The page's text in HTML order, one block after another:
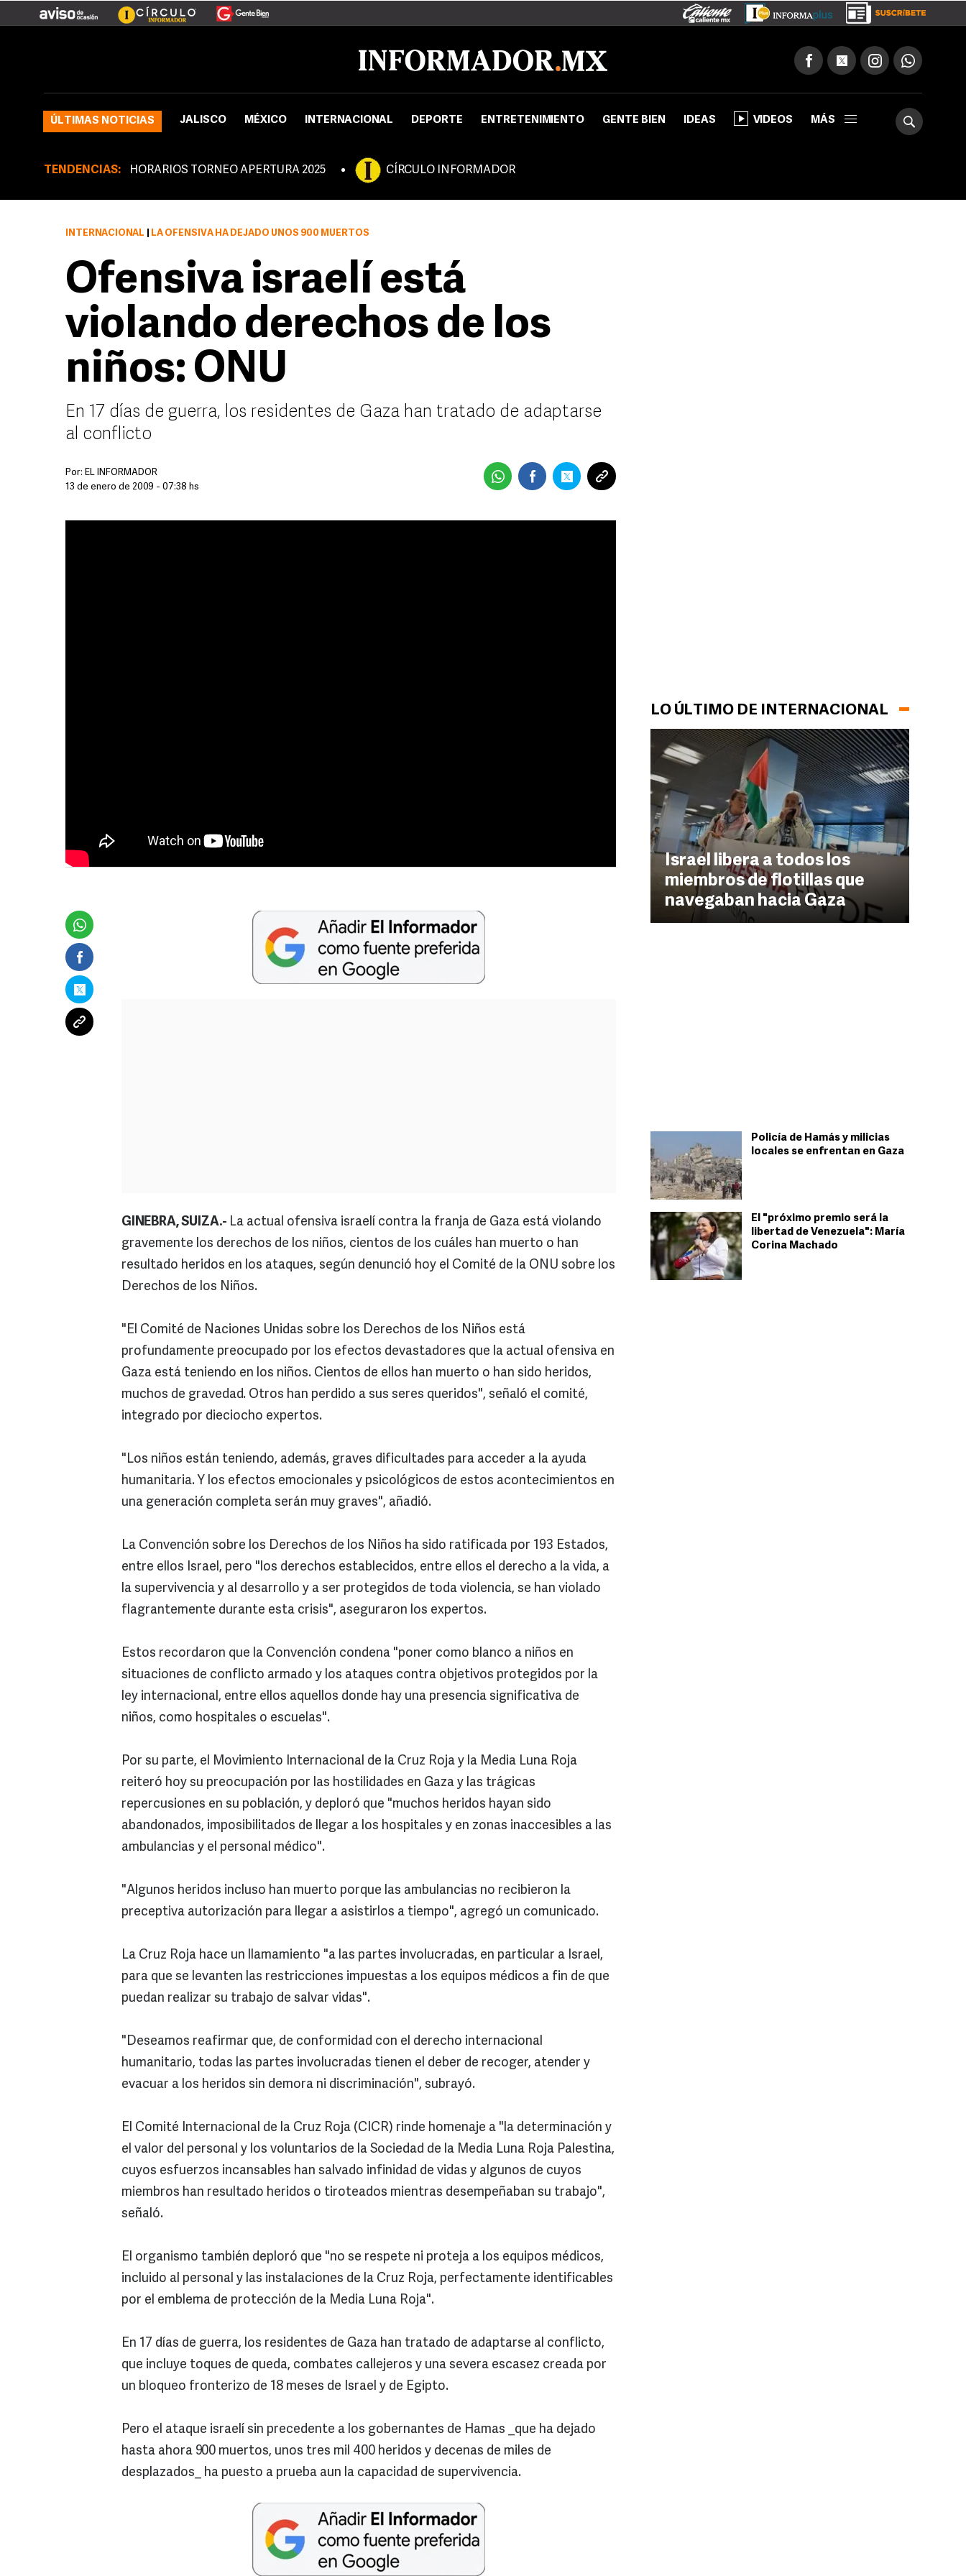
ÚLTIMAS NOTICIAS JALISCO MÉXICO INTERNACIONAL DEPORTE ENTRETENIMIENTO GENTE BIEN IDEAS VIDEOS MÁS
TENDENCIAS: HORARIOS TORNEO APERTURA 2025 CÍRCULO INFORMADOR
LO ÚLTIMO DE INTERNACIONAL
Israel libera a todos los
miembros de flotillas que
navegaban hacia Gaza
Policía de Hamás y milicias
locales se enfrentan en Gaza
El "próximo premio será la
libertad de Venezuela": María
Corina Machado
INTERNACIONAL LA OFENSIVA HA DEJADO UNOS 900 MUERTOS
Ofensiva israelí está
violando derechos de los
niños: ONU
En 17 días de guerra, los residentes de Gaza han tratado de adaptarse
al conflicto
Por: EL INFORMADOR
13 de enero de 2009 - 07:38 hs
GINEBRA, SUIZA.- La actual ofensiva israelí contra la franja de Gaza está violando
gravemente los derechos de los niños, cientos de los cuáles han muerto o han
resultado heridos en los ataques, según denunció hoy el Comité de la ONU sobre los
Derechos de los Niños.
"El Comité de Naciones Unidas sobre los Derechos de los Niños está
profundamente preocupado por los efectos devastadores que la actual ofensiva en
Gaza está teniendo en los niños. Cientos de ellos han muerto o han sido heridos,
muchos de gravedad. Otros han perdido a sus seres queridos", señaló el comité,
integrado por dieciocho expertos.
"Los niños están teniendo, además, graves dificultades para acceder a la ayuda
humanitaria. Y los efectos emocionales y psicológicos de estos acontecimientos en
una generación completa serán muy graves", añadió.
La Convención sobre los Derechos de los Niños ha sido ratificada por 193 Estados,
entre ellos Israel, pero "los derechos establecidos, entre ellos el derecho a la vida, a
la supervivencia y al desarrollo y a ser protegidos de toda violencia, se han violado
flagrantemente durante esta crisis", aseguraron los expertos.
Estos recordaron que la Convención condena "poner como blanco a niños en
situaciones de conflicto armado y los ataques contra objetivos protegidos por la
ley internacional, entre ellos aquellos donde hay una presencia significativa de
niños, como hospitales o escuelas".
Por su parte, el Movimiento Internacional de la Cruz Roja y la Media Luna Roja
reiteró hoy su preocupación por las hostilidades en Gaza y las trágicas
repercusiones en su población, y deploró que "muchos heridos hayan sido
abandonados, imposibilitados de llegar a los hospitales y en zonas inaccesibles a las
ambulancias y el personal médico".
"Algunos heridos incluso han muerto porque las ambulancias no recibieron la
preceptiva autorización para llegar a asistirlos a tiempo", agregó un comunicado.
La Cruz Roja hace un llamamiento "a las partes involucradas, en particular a Israel,
para que se levanten las restricciones impuestas a los equipos médicos a fin de que
puedan realizar su trabajo de salvar vidas".
"Deseamos reafirmar que, de conformidad con el derecho internacional
humanitario, todas las partes involucradas tienen el deber de recoger, atender y
evacuar a los heridos sin demora ni discriminación", subrayó.
El Comité Internacional de la Cruz Roja (CICR) rinde homenaje a "la determinación y
el valor del personal y los voluntarios de la Sociedad de la Media Luna Roja Palestina,
cuyos esfuerzos incansables han salvado infinidad de vidas y algunos de cuyos
miembros han resultado heridos o tiroteados mientras desempeñaban su trabajo",
señaló.
El organismo también deploró que "no se respete ni proteja a los equipos médicos,
incluido al personal y las instalaciones de la Cruz Roja, perfectamente identificables
por el emblema de protección de la Media Luna Roja".
En 17 días de guerra, los residentes de Gaza han tratado de adaptarse al conflicto,
que incluye toques de queda, combates callejeros y una severa escasez creada por
un bloqueo fronterizo de 18 meses de Israel y de Egipto.
Pero el ataque israelí sin precedente a los gobernantes de Hamas _que ha dejado
hasta ahora 900 muertos, unos tres mil 400 heridos y decenas de miles de
desplazados_ ha puesto a prueba aun la capacidad de supervivencia.